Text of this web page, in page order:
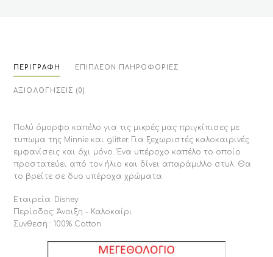
ΠΕΡΙΓΡΑΦΉ ΕΠΙΠΛΈΟΝ ΠΛΗΡΟΦΟΡΊΕΣ
ΑΞΙΟΛΟΓΉΣΕΙΣ (0)
Πολύ όμορφο καπέλο για τις μικρές μας πριγκίπισες με
τυπωμα της Minnie και glitter. Για ξεχωριστές καλοκαιρινές
εμφανίσεις και όχι μόνο. Ένα υπέροχο καπέλο το οποίο
προστατεύει από τον ήλιο και δίνει απαράμιλλο στυλ. Θα
το βρείτε σε δυο υπέροχα χρώματα.
Εταιρεία: Disney
Περίοδος: Άνοιξη – Καλοκαίρι
Συνθεση : 100% Cotton